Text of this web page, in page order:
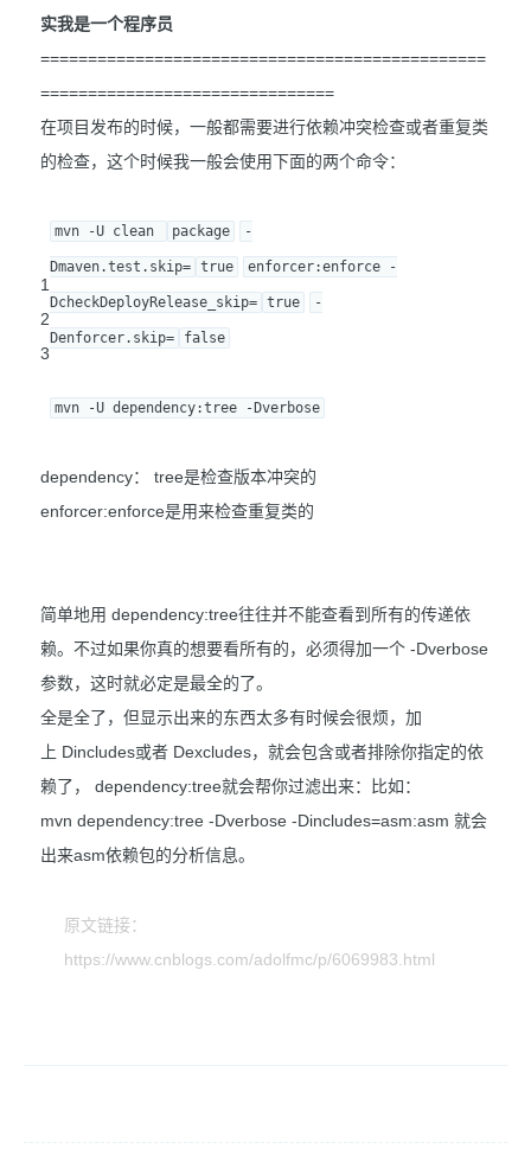
实我是一个程序员
===============================================
===============================
在项目发布的时候，一般都需要进行依赖冲突检查或者重复类
的检查，这个时候我一般会使用下面的两个命令：
1
2
3
mvn -U clean package -
Dmaven.test.skip= true enforcer:enforce -
DcheckDeployRelease_skip= true -
Denforcer.skip= false
mvn -U dependency:tree -Dverbose
dependency： tree是检查版本冲突的
enforcer:enforce是用来检查重复类的
简单地用 dependency:tree往往并不能查看到所有的传递依
赖。不过如果你真的想要看所有的，必须得加一个 -Dverbose
参数，这时就必定是最全的了。
全是全了，但显示出来的东西太多有时候会很烦，加
上 Dincludes或者 Dexcludes，就会包含或者排除你指定的依
赖了， dependency:tree就会帮你过滤出来：比如：
mvn dependency:tree -Dverbose -Dincludes=asm:asm 就会
出来asm依赖包的分析信息。
原文链接：
https://www.cnblogs.com/adolfmc/p/6069983.html